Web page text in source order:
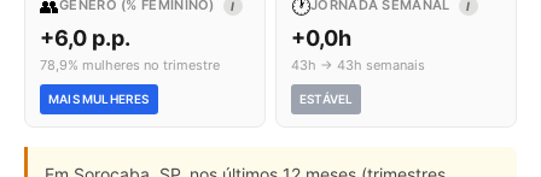
👥GÊNERO (% FEMININO) I
+6,0 p.p.
78,9% mulheres no trimestre
MAIS MULHERES
🕐JORNADA SEMANAL I
+0,0h
43h → 43h semanais
ESTÁVEL